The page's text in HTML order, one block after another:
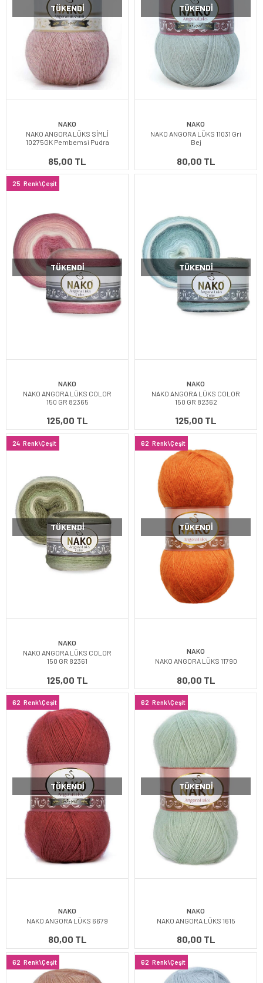
TÜKENDI
NAKO
NAKO ANGORA LÜKS SİMLİ
10275GK Pembemsi Pudra
85,00 TL
TÜKENDI
NAKO
NAKO ANGORA LÜKS 11031 Gri
Bej
80,00 TL
25 Renk\Çeşit
TÜKENDI
NAKO
NAKO ANGORA LÜKS COLOR
150 GR 82365
125,00 TL
TÜKENDI
NAKO
NAKO ANGORA LÜKS COLOR
150 GR 82362
125,00 TL
24 Renk\Çeşit
TÜKENDI
NAKO
NAKO ANGORA LÜKS COLOR
150 GR 82361
125,00 TL
62 Renk\Çeşit
TÜKENDI
NAKO
NAKO ANGORA LÜKS 11790
80,00 TL
62 Renk\Çeşit
TÜKENDI
NAKO
NAKO ANGORA LÜKS 6679
80,00 TL
62 Renk\Çeşit
TÜKENDI
NAKO
NAKO ANGORA LÜKS 1615
80,00 TL
62 Renk\Çeşit 62 Renk\Çeşit